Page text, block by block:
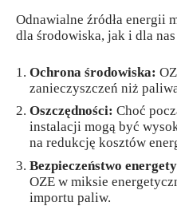
Odnawialne źródła energii
dla środowiska, jak i dla
Ochrona środowiska:
zanieczyszczeń niż
Oszczędności: Choć
instalacji mogą być
na redukcję kosztów
Bezpieczeństwo
OZE w miksie
importu paliw.